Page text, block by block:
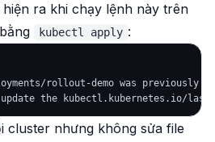
ra khi chạy lệnh này trên
kubectl apply :
rollout-demo was previously
cluster nhưng không sửa file